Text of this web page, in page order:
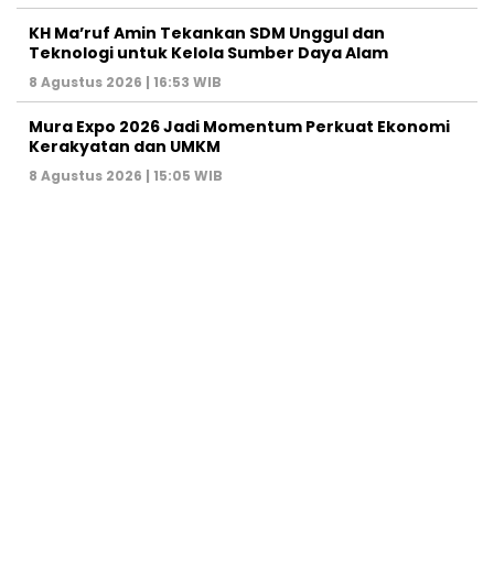
KH Ma’ruf Amin Tekankan SDM Unggul dan
Teknologi untuk Kelola Sumber Daya Alam
8 Agustus 2026 | 16:53 WIB
Mura Expo 2026 Jadi Momentum Perkuat Ekonomi
Kerakyatan dan UMKM
8 Agustus 2026 | 15:05 WIB